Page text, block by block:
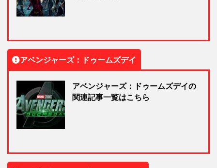
アベンジャーズ：ドゥームズデイ
アベンジャーズ：ドゥームズデイの
関連記事一覧はこちら